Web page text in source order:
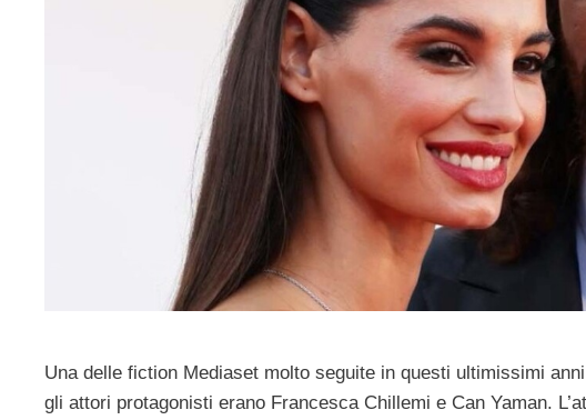
Una delle fiction Mediaset molto seguite in questi ultimissimi
gli attori protagonisti erano Francesca Chillemi e Can Yaman.